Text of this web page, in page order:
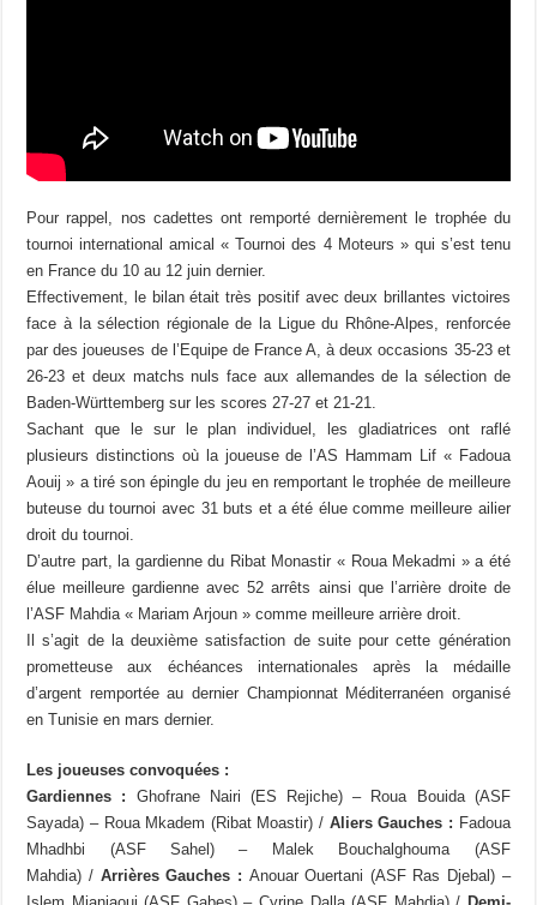
Pour rappel, nos cadettes ont remporté dernièrement le trophée du
tournoi international amical « Tournoi des 4 Moteurs » qui s’est tenu
en France du 10 au 12 juin dernier.
Effectivement, le bilan était très positif avec deux brillantes victoires
face à la sélection régionale de la Ligue du Rhône-Alpes, renforcée
par des joueuses de l’Equipe de France A, à deux occasions 35-23 et
26-23 et deux matchs nuls face aux allemandes de la sélection de
Baden-Württemberg sur les scores 27-27 et 21-21.
Sachant que le sur le plan individuel, les gladiatrices ont raflé
plusieurs distinctions où la joueuse de l’AS Hammam Lif « Fadoua
Aouij » a tiré son épingle du jeu en remportant le trophée de meilleure
buteuse du tournoi avec 31 buts et a été élue comme meilleure ailier
droit du tournoi.
D’autre part, la gardienne du Ribat Monastir « Roua Mekadmi » a été
élue meilleure gardienne avec 52 arrêts ainsi que l’arrière droite de
l’ASF Mahdia « Mariam Arjoun » comme meilleure arrière droit.
Il s’agit de la deuxième satisfaction de suite pour cette génération
prometteuse aux échéances internationales après la médaille
d’argent remportée au dernier Championnat Méditerranéen organisé
en Tunisie en mars dernier.
Les joueuses convoquées :
Gardiennes : Ghofrane Nairi (ES Rejiche) – Roua Bouida (ASF
Sayada) – Roua Mkadem (Ribat Moastir) / Aliers Gauches : Fadoua
Mhadhbi (ASF Sahel) – Malek Bouchalghouma (ASF
Mahdia) / Arrières Gauches : Anouar Ouertani (ASF Ras Djebal) –